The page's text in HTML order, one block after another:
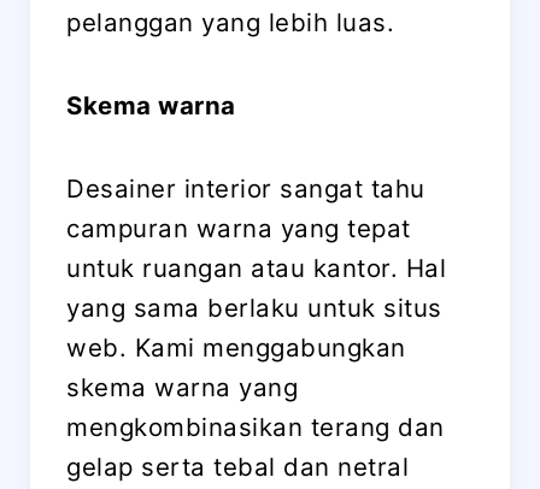
pelanggan yang lebih luas.
Skema warna
Desainer interior sangat tahu
campuran warna yang tepat
untuk ruangan atau kantor. Hal
yang sama berlaku untuk situs
web. Kami menggabungkan
skema warna yang
mengkombinasikan terang dan
gelap serta tebal dan netral